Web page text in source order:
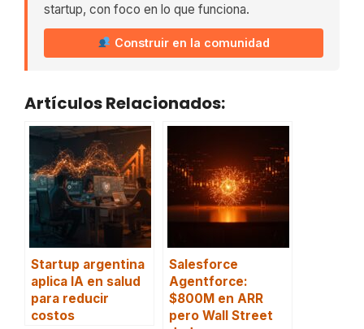
startup, con foco en lo que funciona.
Construir en la comunidad
Artículos Relacionados:
Startup argentina
aplica IA en salud
para reducir
costos
Salesforce
Agentforce:
$800M en ARR
pero Wall Street